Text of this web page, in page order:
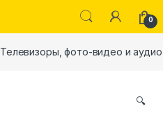
0
Телевизоры, фото-видео и аудио
🔍